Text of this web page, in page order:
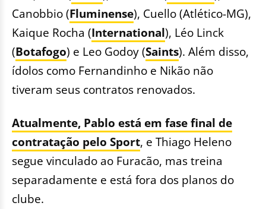
Canobbio (Fluminense), Cuello (Atlético-MG),
Kaique Rocha (International), Léo Linck
(Botafogo) e Leo Godoy (Saints). Além disso,
ídolos como Fernandinho e Nikão não
tiveram seus contratos renovados.
Atualmente, Pablo está em fase final de
contratação pelo Sport, e Thiago Heleno
segue vinculado ao Furacão, mas treina
separadamente e está fora dos planos do
clube.